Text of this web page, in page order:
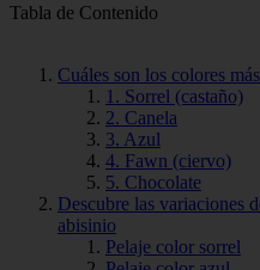
Tabla de Contenido
Cuáles son los colores
1. Sorrel (castaño)
2. Canela
3. Azul
4. Fawn (ciervo)
5. Chocolate
Descubre las variaciones
abisinio
Pelaje color sorrel